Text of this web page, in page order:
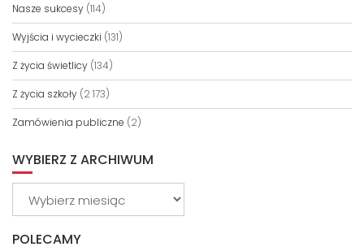
Nasze sukcesy (114)
Wyjścia i wycieczki (131)
Z życia świetlicy (134)
Z życia szkoły (2 173)
Zamówienia publiczne (2)
WYBIERZ Z ARCHIWUM
POLECAMY